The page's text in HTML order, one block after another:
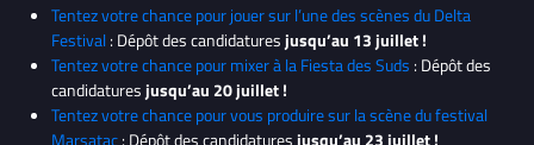
Tentez votre chance pour jouer sur l’une des scènes du Delta
Festival: Dépôt des candidaturesjusqu’au 13 juillet !
Tentez votre chance pour mixer à la Fiesta des Suds : Dépôt des
candidaturesjusqu’au 20 juillet !
Tentez votre chance pour vous produire sur la scène du festival
Marsatac: Dépôt des candidaturesjusqu’au 23 juillet !